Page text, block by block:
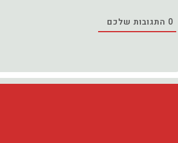
0 התגובות שלכם